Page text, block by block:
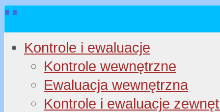
Kontrole i ewaluacje
Kontrole wewnętrzne
Ewaluacja wewnętrzna
Kontrole i ewaluacje